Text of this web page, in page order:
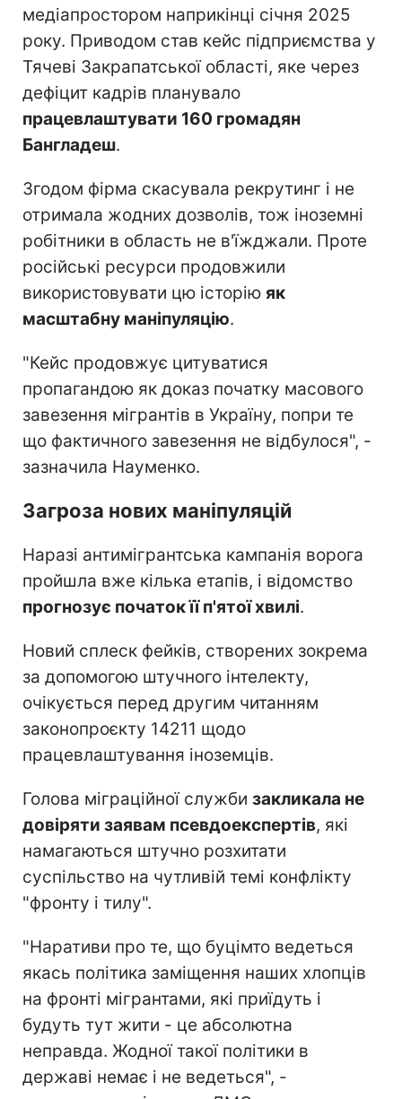
медіапростором наприкінці січня 2025
року. Приводом став кейс підприємства у
Тячеві Закрапатської області, яке через
дефіцит кадрів планувало
працевлаштувати 160 громадян
Бангладеш.
Згодом фірма скасувала рекрутинг і не
отримала жодних дозволів, тож іноземні
робітники в область не в'їжджали. Проте
російські ресурси продовжили
використовувати цю історію як
масштабну маніпуляцію.
"Кейс продовжує цитуватися
пропагандою як доказ початку масового
завезення мігрантів в Україну, попри те
що фактичного завезення не відбулося", -
зазначила Науменко.
Загроза нових маніпуляцій
Наразі антимігрантська кампанія ворога
пройшла вже кілька етапів, і відомство
прогнозує початок її п'ятої хвилі.
Новий сплеск фейків, створених зокрема
за допомогою штучного інтелекту,
очікується перед другим читанням
законопроєкту 14211 щодо
працевлаштування іноземців.
Голова міграційної служби закликала не
довіряти заявам псевдоекспертів, які
намагаються штучно розхитати
суспільство на чутливій темі конфлікту
"фронту і тилу".
"Наративи про те, що буцімто ведеться
якась політика заміщення наших хлопців
на фронті мігрантами, які приїдуть і
будуть тут жити - це абсолютна
неправда. Жодної такої політики в
державі немає і не ведеться", -